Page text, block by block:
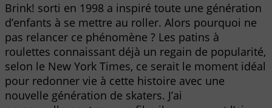
Brink! sorti en 1998 a inspiré toute une génération
d’enfants à se mettre au roller. Alors pourquoi ne
pas relancer ce phénomène ? Les patins à
roulettes connaissant déjà un regain de popularité,
selon le New York Times, ce serait le moment idéal
pour redonner vie à cette histoire avec une
nouvelle génération de skaters. J’ai